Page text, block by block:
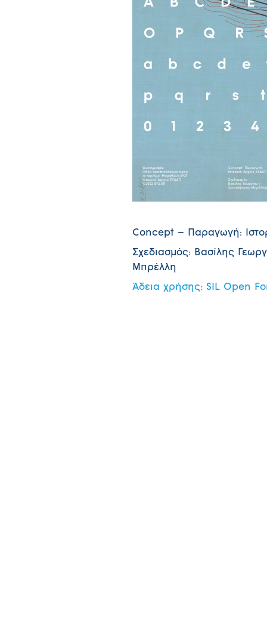
Concept – Παραγωγή:
Σχεδιασμός: Βασίλης
Μπρέλλη
Άδεια χρήσης: SIL Open